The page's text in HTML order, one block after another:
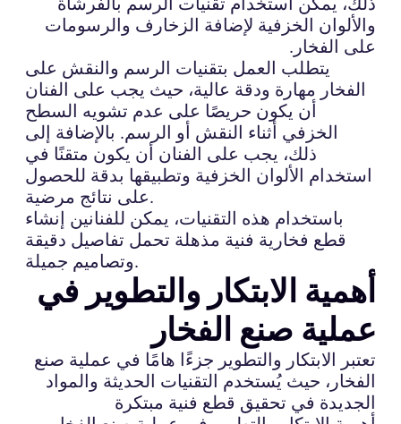
والألوان الخزفية لإضافة الزخارف والرسومات
على الفخار.
يتطلب العمل بتقنيات الرسم والنقش على
الفخار مهارة ودقة عالية، حيث يجب على الفنان
أن يكون حريصًا على عدم تشويه السطح
الخزفي أثناء النقش أو الرسم. بالإضافة إلى
ذلك، يجب على الفنان أن يكون متقنًا في
استخدام الألوان الخزفية وتطبيقها بدقة للحصول
على نتائج مرضية.
باستخدام هذه التقنيات، يمكن للفنانين إنشاء
قطع فخارية فنية مذهلة تحمل تفاصيل دقيقة
وتصاميم جميلة.
أهمية الابتكار والتطوير في
عملية صنع الفخار
تعتبر الابتكار والتطوير جزءًا هامًا في عملية صنع
الفخار، حيث يُستخدم التقنيات الحديثة والمواد
الجديدة في تحقيق قطع فنية مبتكرة